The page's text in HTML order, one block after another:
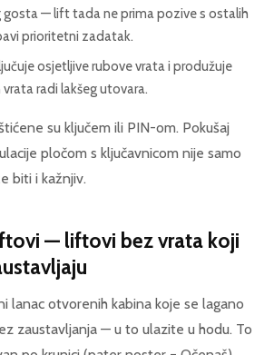
— lift tada ne prima pozive s ostalih
prioritetni zadatak.
osjetljive rubove vrata i produžuje
radi lakšeg utovara.
su ključem ili PIN-om. Pokušaj
pločom s ključavnicom nije samo
biti i kažnjiv.
— liftovi bez vrata koji
lanac otvorenih kabina koje se lagano
zaustavljanja — u to ulazite u hodu. To